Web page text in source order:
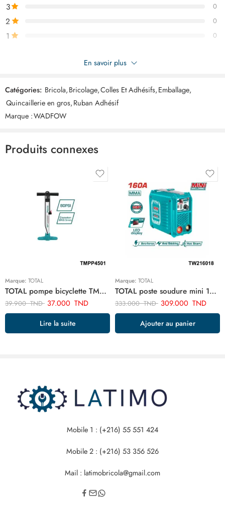
3 0
2 0
1 0
Soyez le premier à donner votre avis sur “WADFOW devidoir
rouleaux scotch WXQ1A01”
Commentaires
Il n'y a pas encore de critiques.
En savoir plus
Catégories: Bricola,Bricolage,Colles Et Adhésifs,Emballage,
Quincaillerie en gros,Ruban Adhésif
Marque :WADFOW
Produits connexes
Marque: TOTAL
TOTAL pompe bicyclette TMPP4501
39.900TND 37.000 TND
Lire la suite
Marque: TOTAL
TOTAL poste soudure mini 160a TW216018
333.000TND 309.000 TND
Ajouter au panier
Mobile 1 : (+216) 55 551 424
Mobile 2 : (+216) 53 356 526
Mail : latimobricola@gmail.com